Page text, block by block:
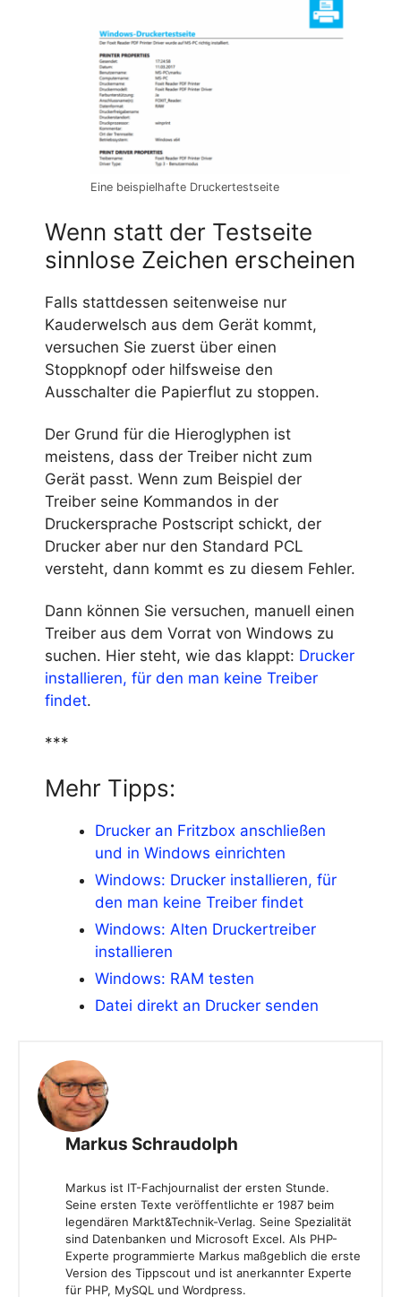
Eine beispielhafte Druckertestseite
Wenn statt der Testseite
sinnlose Zeichen erscheinen
Falls stattdessen seitenweise nur
Kauderwelsch aus dem Gerät kommt,
versuchen Sie zuerst über einen
Stoppknopf oder hilfsweise den
Ausschalter die Papierflut zu stoppen.
Der Grund für die Hieroglyphen ist
meistens, dass der Treiber nicht zum
Gerät passt. Wenn zum Beispiel der
Treiber seine Kommandos in der
Druckersprache Postscript schickt, der
Drucker aber nur den Standard PCL
versteht, dann kommt es zu diesem Fehler.
Dann können Sie versuchen, manuell einen
Treiber aus dem Vorrat von Windows zu
suchen. Hier steht, wie das klappt: Drucker
installieren, für den man keine Treiber
findet.
***
Mehr Tipps:
Drucker an Fritzbox anschließen
und in Windows einrichten
Windows: Drucker installieren, für
den man keine Treiber findet
Windows: Alten Druckertreiber
installieren
Windows: RAM testen
Datei direkt an Drucker senden
Markus Schraudolph
Markus ist IT-Fachjournalist der ersten Stunde.
Seine ersten Texte veröffentlichte er 1987 beim
legendären Markt&Technik-Verlag. Seine Spezialität
sind Datenbanken und Microsoft Excel. Als PHP-
Experte programmierte Markus maßgeblich die erste
Version des Tippscout und ist anerkannter Experte
für PHP, MySQL und Wordpress.